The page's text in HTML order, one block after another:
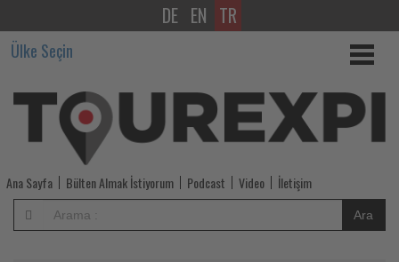
Odeon
Turizm,
Halka
Arz
Sürecini
Resmen
Başlattı
DE EN TR
Ülke Seçin
Ana Sayfa Bülten Almak İstiyorum Podcast Video İletişim
Ara